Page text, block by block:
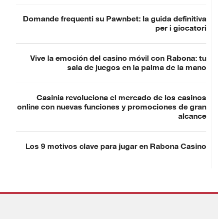
Domande frequenti su Pawnbet: la guida definitiva
per i giocatori
Vive la emoción del casino móvil con Rabona: tu
sala de juegos en la palma de la mano
Casinia revoluciona el mercado de los casinos
online con nuevas funciones y promociones de gran
alcance
Los 9 motivos clave para jugar en Rabona Casino